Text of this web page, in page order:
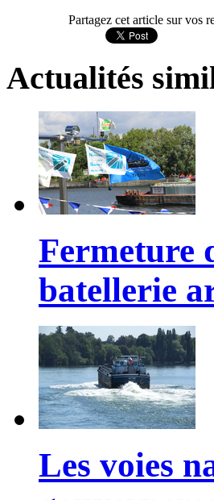
Partagez cet article sur vos
Actualités
Fermeture
batellerie
Les voies